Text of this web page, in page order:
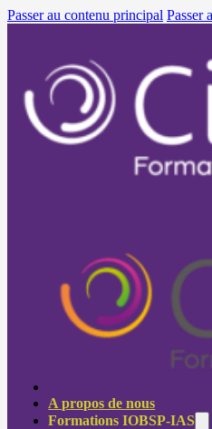
Passer au contenu principal Passer
A propos de nous
Formations IOBSP-IAS